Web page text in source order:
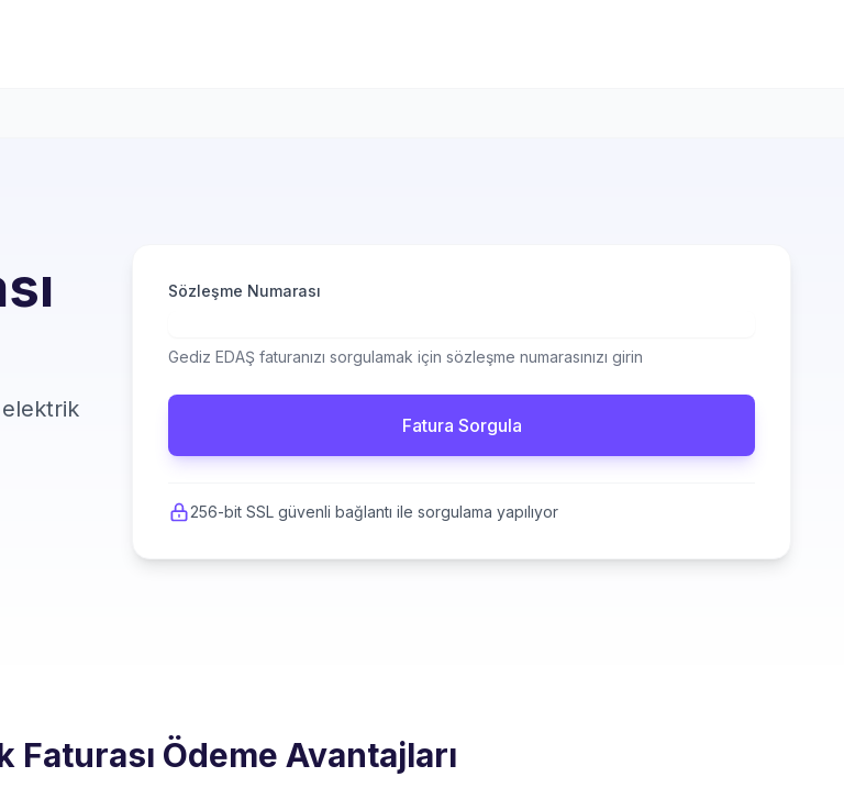
elektrik
Sözleşme Numarası
Gediz EDAŞ faturanızı sorgulamak için sözleşme numarasınızı girin
Fatura Sorgula
256-bit SSL güvenli bağlantı ile sorgulama yapılıyor
Faturası Ödeme Avantajları